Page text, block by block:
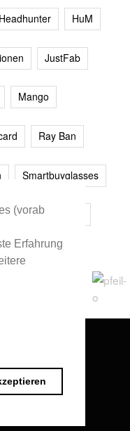
(vorab
Erfahrung
Headhunter HuM
JustFab
Mango
Ray Ban
Smartbuyglasses
Younique
Jung